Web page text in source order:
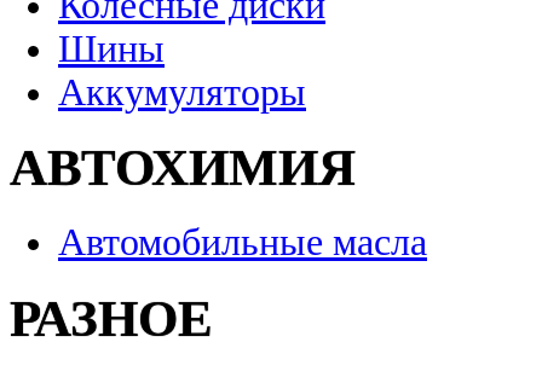
Шины
Аккумуляторы
АВТОХИМИЯ
Автомобильные масла
РАЗНОЕ